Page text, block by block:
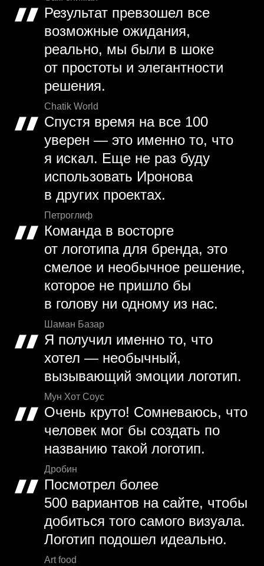
Результат превзошел все
возможные ожидания,
реально, мы были в шоке
от простоты и элегантности
решения.
Chatik World
Спустя время на все 100
уверен — это именно то, что
я искал. Еще не раз буду
использовать Иронова
в других проектах.
Петроглиф
Команда в восторге
от логотипа для бренда, это
смелое и необычное решение,
которое не пришло бы
в голову ни одному из нас.
Шаман Базар
Я получил именно то, что
хотел — необычный,
вызывающий эмоции логотип.
Мун Хот Соус
Очень круто! Сомневаюсь, что
человек мог бы создать по
названию такой логотип.
Дробин
Посмотрел более
500 вариантов на сайте, чтобы
добиться того самого визуала.
Логотип подошел идеально.
Art food